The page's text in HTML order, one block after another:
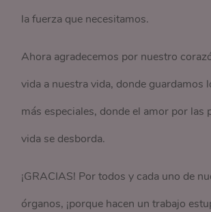
la fuerza que necesitamos.
Ahora agradecemos por nuestro
vida a nuestra vida, donde guardamos
más especiales, donde el amor por las
vida se desborda.
¡GRACIAS! Por todos y cada uno de
órganos, ¡porque hacen un trabajo